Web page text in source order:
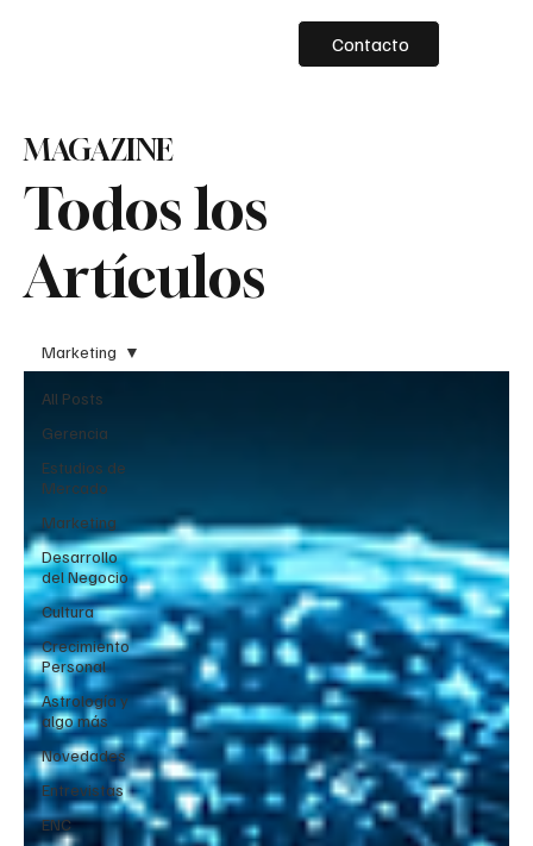
Contacto
Todos los
Artículos
MAGAZINE
All Posts
Gerencia
Estudios de
Mercado
Marketing
Desarrollo
del Negocio
Cultura
Crecimiento
Personal
Astrología y
algo más
Novedades
Entrevistas
ENC
Marketing